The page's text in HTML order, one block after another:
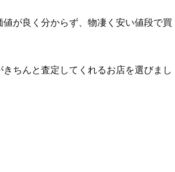
が良く分からず、物凄く安い値段で買
ちんと査定してくれるお店を選びまし